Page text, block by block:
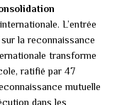
L’entrée
sur la reconnaissance
transforme
ratifié par 47
mutuelle
dans les